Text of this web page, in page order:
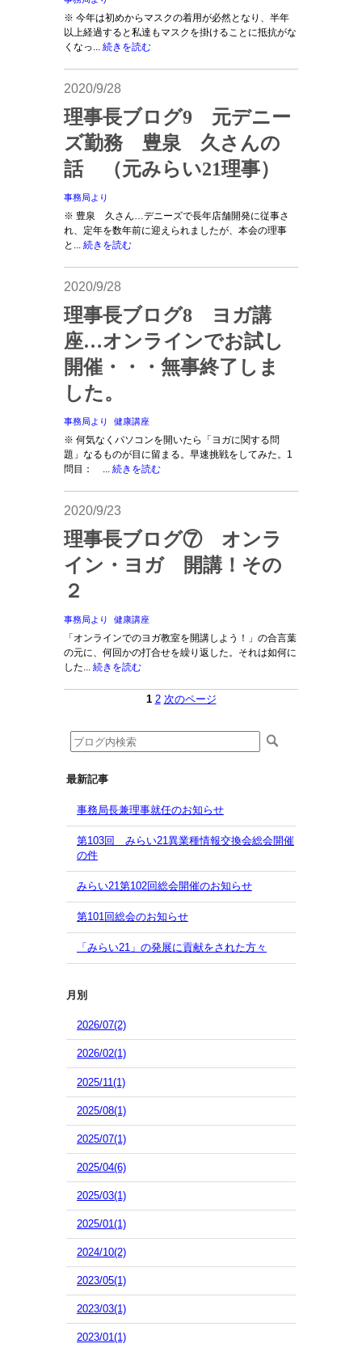
※ 今年は初めからマスクの着用が必然となり、半年
以上経過すると私達もマスクを掛けることに抵抗がな
くなっ... 続きを読む
2020/9/28
理事長ブログ9 元デニー
ズ勤務 豊泉 久さんの
話 （元みらい21理事）
事務局より
※ 豊泉 久さん…デニーズで長年店舗開発に従事さ
れ、定年を数年前に迎えられましたが、本会の理事
と... 続きを読む
2020/9/28
理事長ブログ8 ヨガ講
座…オンラインでお試し
開催・・・無事終了しま
した。
事務局より 健康講座
※ 何気なくパソコンを開いたら「ヨガに関する問
題」なるものが目に留まる。早速挑戦をしてみた。1
問目： ... 続きを読む
2020/9/23
理事長ブログ⑦ オンラ
イン・ヨガ 開講！その
２
事務局より 健康講座
「オンラインでのヨガ教室を開講しよう！」の合言葉
の元に、何回かの打合せを繰り返した。それは如何に
した... 続きを読む
1 2 次のページ
最新記事
事務局長兼理事就任のお知らせ
第103回 みらい21異業種情報交換会総会開催
の件
みらい21第102回総会開催のお知らせ
第101回総会のお知らせ
「みらい21」の発展に貢献をされた方々
月別
2026/07(2)
2026/02(1)
2025/11(1)
2025/08(1)
2025/07(1)
2025/04(6)
2025/03(1)
2025/01(1)
2024/10(2)
2023/05(1)
2023/03(1)
2023/01(1)